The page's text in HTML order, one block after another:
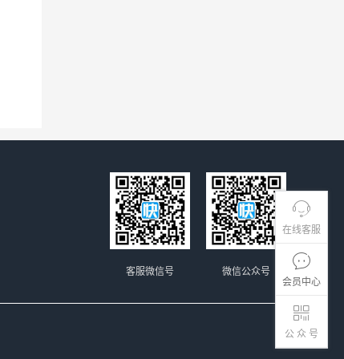
在线客服
会员中心
公 众 号
微信公众号
客服微信号